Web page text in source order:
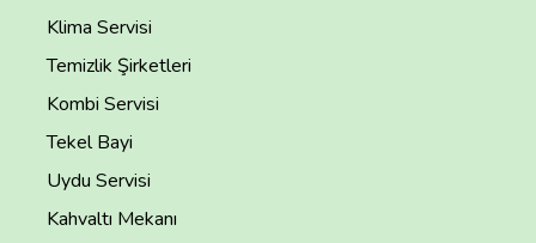
Klima Servisi
Temizlik Şirketleri
Kombi Servisi
Tekel Bayi
Uydu Servisi
Kahvaltı Mekanı